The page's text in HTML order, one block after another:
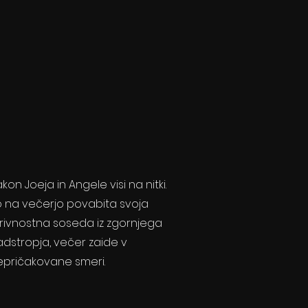
Joeja in Angele visi na nitki.
na večerjo povabita svoja
soseda iz zgornjega
večer zaide v
smeri.